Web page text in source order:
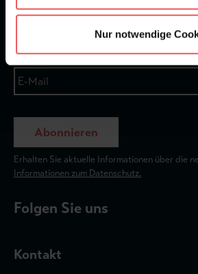
Nur notwendige
Abonnieren
Erhalten Sie aktuelle Informationen über die
Informationen zum Datenschutz.
Folgen Sie uns
Kontakt